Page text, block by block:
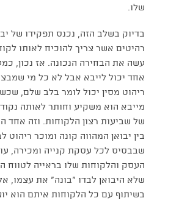
שלו.
בדיוק בשלב הזה, נכנס תפקידו של
רהיטים אשר צריך להוכיח לאותו
עשה את הבחירה הנכונה. אז נכון,
אחד יכול לייבא אבל לא כל מי
ריהוט מסין יכול לומר בלב שלם,
מייבא הוא משקיע וחותר לאותה
של שביעות רצון הלקוחות. וזה אחד
בין יבואן המהווה קונה ומוכר ריהוט
שבבסיס לכל עסקת קנייה ומכירה,
העסק והלקוחות שלו בראייה לטווח
שלא היבואן לבדו "בונה" את עצמו,
בשיתוף עם כל הלקוחות איתם הוא